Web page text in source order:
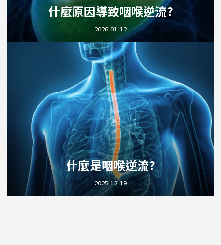
什麼原因導致咽喉逆流?
2026-01-12
什麼是咽喉逆流?
2025-12-19